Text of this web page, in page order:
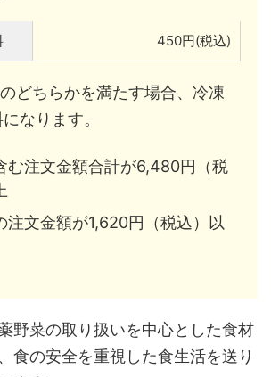
450円(税込)
ちらかを満たす場合、冷凍
なります。
む注文金額合計が6,480円（税
注文金額が1,620円（税込）以
野菜の取り扱いを中心とした食材
食の安全を重視した食生活を送り